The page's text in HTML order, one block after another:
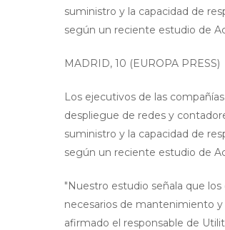
suministro y la capacidad de
según un reciente estudio de
MADRID, 10 (EUROPA PRESS)
Los ejecutivos de las
despliegue de redes y
suministro y la capacidad de
según un reciente estudio de
"Nuestro estudio señala que
necesarios de mantenimiento
afirmado el responsable de